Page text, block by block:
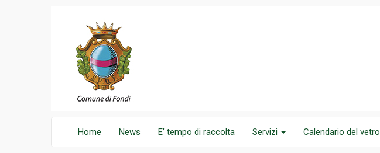
Home News E’ tempo di raccolta Servizi Calendario del vetro